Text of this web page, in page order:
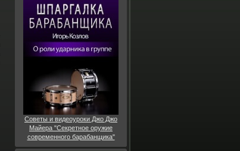
Советы и видеоуроки Джо Джо
Майера "Секретное оружие
современного барабанщика"